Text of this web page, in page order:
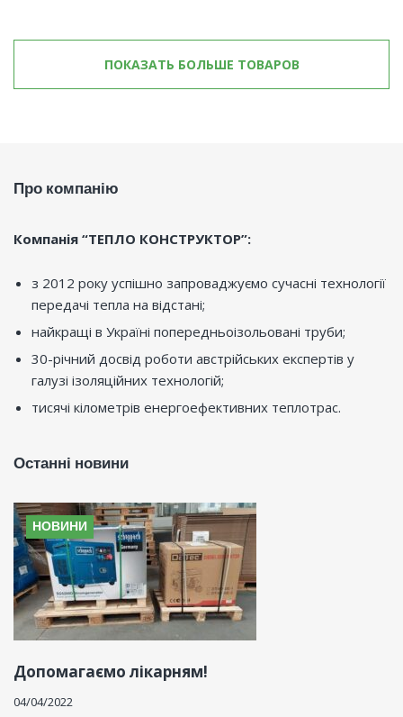
ПОКАЗАТЬ БОЛЬШЕ ТОВАРОВ
Про компанію
Компанія “ТЕПЛО КОНСТРУКТОР”:
з 2012 року успішно запроваджуємо сучасні технології
передачі тепла на відстані;
найкращі в Україні попередньоізольовані труби;
30-річний досвід роботи австрійських експертів у
галузі ізоляційних технологій;
тисячі кілометрів енергоефективних теплотрас.
Останні новини
НОВИНИ
Допомагаємо лікарням!
04/04/2022